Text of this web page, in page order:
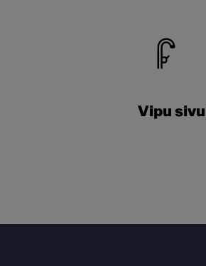
Vipu